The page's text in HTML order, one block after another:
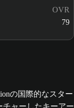
OVR
79